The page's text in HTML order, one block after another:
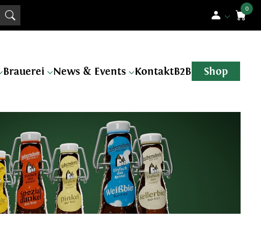
Search Button
Brauerei News & Events KontaktB2B Shop